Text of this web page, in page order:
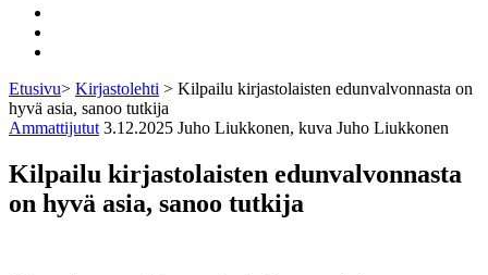
Etusivu> Kirjastolehti > Kilpailu kirjastolaisten edunvalvonnasta on
hyvä asia, sanoo tutkija
Ammattijutut 3.12.2025 Juho Liukkonen, kuva Juho Liukkonen
Kilpailu kirjastolaisten edunvalvonnasta
on hyvä asia, sanoo tutkija